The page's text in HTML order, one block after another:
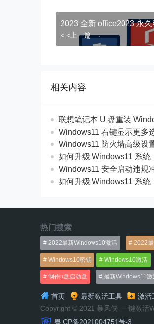
2023 全新 office2023 永
< <上一篇
相关内容
联想笔记本 U 盘重装
Windows11 右键显示更多
Windows11 防火墙高级设
如何升级 Windows11 系统
Windows11 安全启动违规
如何升级 Windows11 系统
热门搜索
2022最新Windows10激活 2022
Windows10密钥 Windows10激活
制作u盘启动盘 最新Windows11激
首页 最新激活工具 激活
Copyright © 2021 暴风侠_一键激活
粤ICP备2021004751号-3